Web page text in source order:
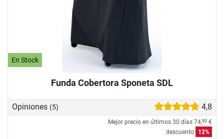
En Stock
Funda Cobertora Sponeta SDL
Opiniones (5) 4,8
Mejor precio en últimos 30 días 74,90 €
descuento
12%